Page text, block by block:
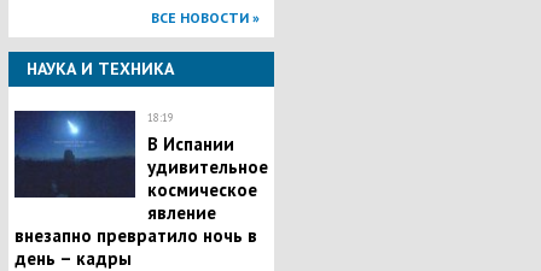
ВСЕ НОВОСТИ »
НАУКА И ТЕХНИКА
18:19
В Испании
удивительное
космическое
явление
внезапно превратило ночь в
день – кадры